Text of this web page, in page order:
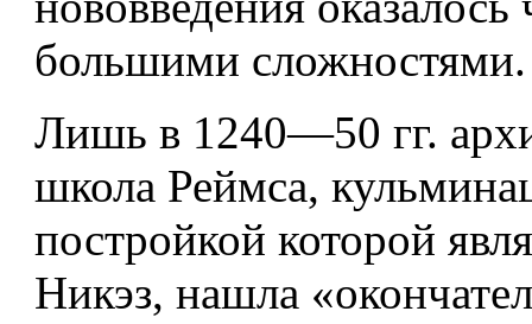
большими сложностями.
Лишь в 1240—50 гг.
школа Реймса,
постройкой которой
Никэз, нашла